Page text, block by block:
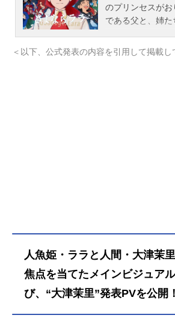
のプリンセスが
である父と、姉
は地上に生きる人
そ“本当の愛”を
メスケジュール
（日）〜
ャストララ：菱
石奈奈グレイス：
瀬歩大津祥弥：
＜以下、公式発表の内容を引用して掲載し
人魚姫・ララと人間・大津茉
焦点を当てたメインビジュア
び、“大津茉里”発表PVを公開！